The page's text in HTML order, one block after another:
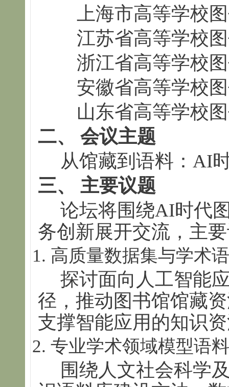
上海市高等学校
江苏省高等学校
浙江省高等学校
安徽省高等学校
山东省高等学校
二、 会议主题
从馆藏到语料：AI
三、 主要议题
论坛将围绕AI时代
务创新展开交流，主
高质量数据集与学术
探讨面向人工智能
径，推动图书馆馆藏
支撑智能应用的知识
专业学术领域模型语
围绕人文社会科学